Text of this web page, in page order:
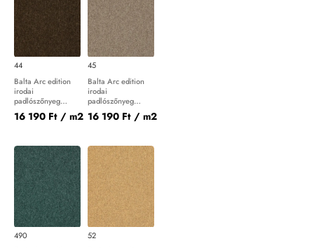
44
Balta Arc edition
irodai
padlószőnyeg
Master 44
16 190 Ft / m2
45
Balta Arc edition
irodai
padlószőnyeg
Master 45
16 190 Ft / m2
490
52